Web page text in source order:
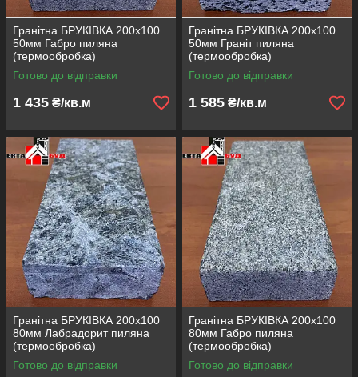
Гранітна БРУКІВКА 200х100
50мм Габро пиляна
(термообробка)
Готово до відправки
1 435 ₴/кв.м
Гранітна БРУКІВКА 200х100
50мм Граніт пиляна
(термообробка)
Готово до відправки
1 585 ₴/кв.м
Гранітна БРУКІВКА 200х100
80мм Лабрадорит пиляна
(термообробка)
Готово до відправки
Гранітна БРУКІВКА 200х100
80мм Габро пиляна
(термообробка)
Готово до відправки